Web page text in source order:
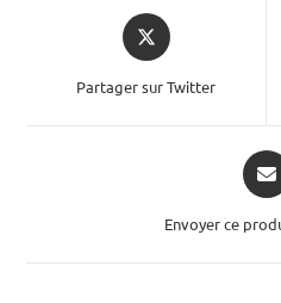
Partager sur Twitter
Envoyer ce